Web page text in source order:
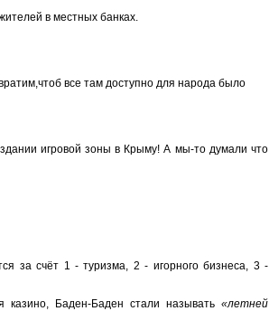
в местных банках.
все там доступно для народа было
игровой зоны в Крыму! А мы-то думали что
за счёт 1 - туризма, 2 - игорного бизнеса, 3 -
казино, Баден-Баден стали называть «летней